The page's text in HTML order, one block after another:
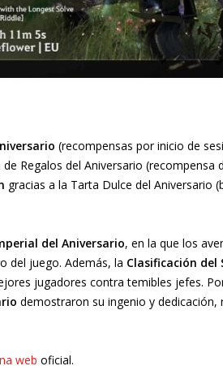
(recompensas por inicio de
de Regalos del Aniversario (recompensa
gracias a la Tarta Dulce del Aniversario
del Aniversario, en la que los
del juego. Además, la Clasificación del
jugadores contra temibles jefes.
demostraron su ingenio y dedicación,
web oficial.